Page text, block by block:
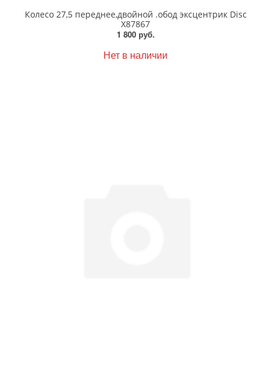
Колесо 27,5 переднее,двойной .обод эксцентрик Disc
Х87867
1 800 руб.
Нет в наличии